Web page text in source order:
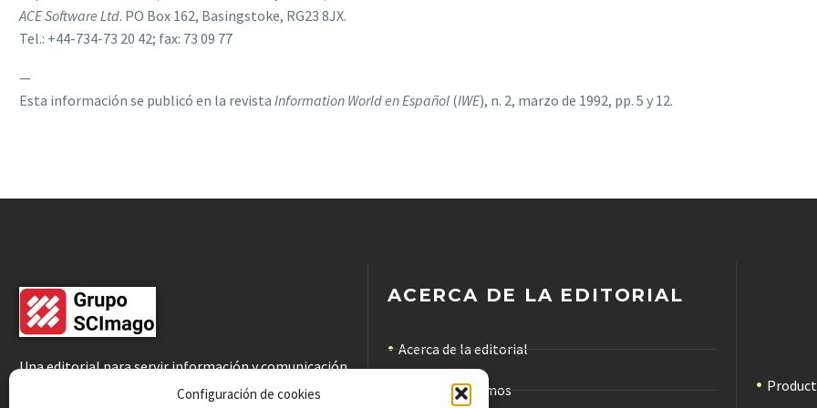
Configuración de cookies
ACE Software Ltd. PO Box 162, Basingstoke, RG23 8JX.
Tel.: +44-734-73 20 42; fax: 73 09 77
—
Esta información se publicó en la revista Information World en Español (IWE), n. 2, marzo de 1992, pp. 5 y 12.
Una editorial para servir información y comunicación
científicas de calidad a la comunidad académica
ACERCA DE LA EDITORIAL
Acerca de la editorial
Cómo trabajamos